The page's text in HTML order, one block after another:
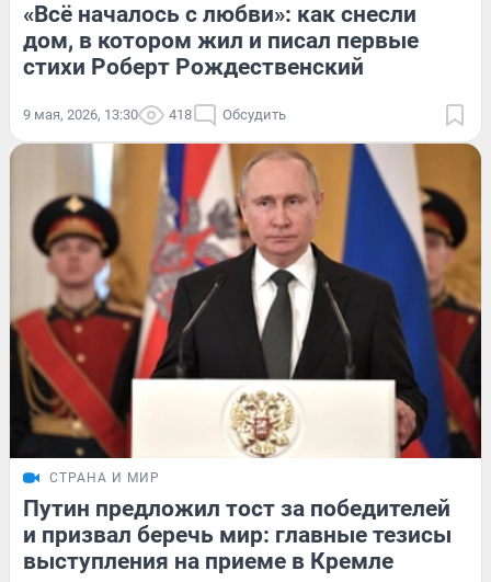
«Всё началось с любви»: как снесли
дом, в котором жил и писал первые
стихи Роберт Рождественский
9 мая, 2026, 13:30 418 Обсудить
СТРАНА И МИР
Путин предложил тост за победителей
и призвал беречь мир: главные тезисы
выступления на приеме в Кремле